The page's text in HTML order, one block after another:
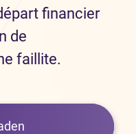
financier
de
faillite.